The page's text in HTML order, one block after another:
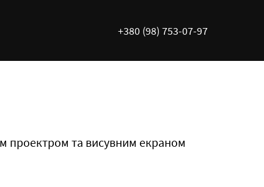
+380 (98) 753-07-97
проектром та висувним екраном